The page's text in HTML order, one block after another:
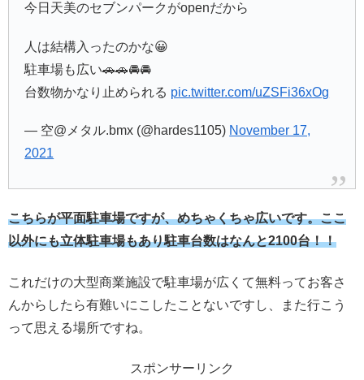
今日天美のセブンパークがopenだから
人は結構入ったのかな😀
駐車場も広い🚗🚗🚘🚘
台数物かなり止められる pic.twitter.com/uZSFi36xOg
— 空@メタル.bmx (@hardes1105) November 17,
2021
こちらが平面駐車場ですが、めちゃくちゃ広いです。ここ
以外にも立体駐車場もあり駐車台数はなんと2100台！！
これだけの大型商業施設で駐車場が広くて無料ってお客さ
んからしたら有難いにこしたことないですし、また行こう
って思える場所ですね。
スポンサーリンク